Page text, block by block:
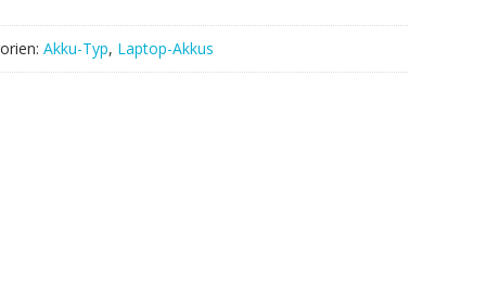
Akku-Typ, Laptop-Akkus